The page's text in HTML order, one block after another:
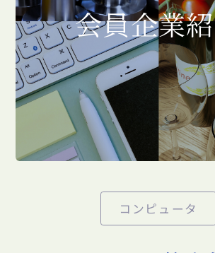
会員企業
コンピュータ